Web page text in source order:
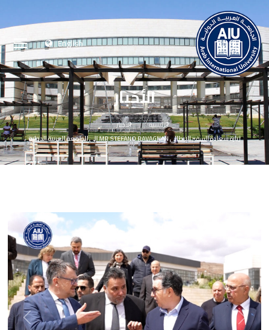
English
الأخبار
الرئيسية
الأخبار
زيارة سعادة السفير الإيطالي MR STEFANO RAVAGNAN إلى الجامعة العربية الدولية
Previous
Next